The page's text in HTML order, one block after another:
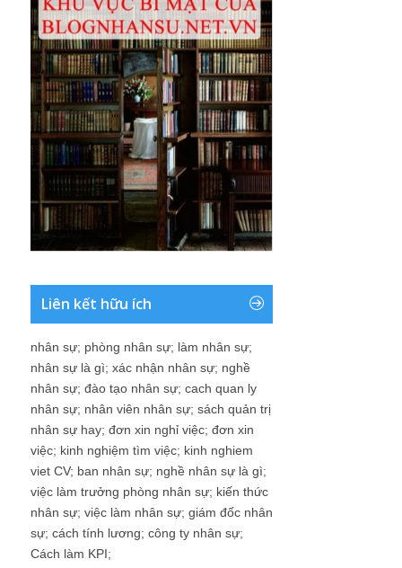
Liên kết hữu ích
nhân sự; phòng nhân sự; làm nhân sự;
nhân sự là gì; xác nhận nhân sự; nghề
nhân sự; đào tạo nhân sự; cach quan ly
nhân sự; nhân viên nhân sự; sách quản trị
nhân sự hay; đơn xin nghỉ việc; đơn xin
việc; kinh nghiệm tìm việc; kinh nghiem
viet CV; ban nhân sự; nghề nhân sự là gì;
việc làm trưởng phòng nhân sự; kiến thức
nhân sự; việc làm nhân sự; giám đốc nhân
sự; cách tính lương; công ty nhân sự;
Cách làm KPI;